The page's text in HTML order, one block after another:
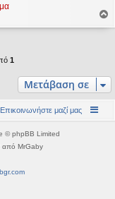
1
Μετάβαση σε
Επικοινωνήστε μαζί μας
© phpBB Limited
MrGaby